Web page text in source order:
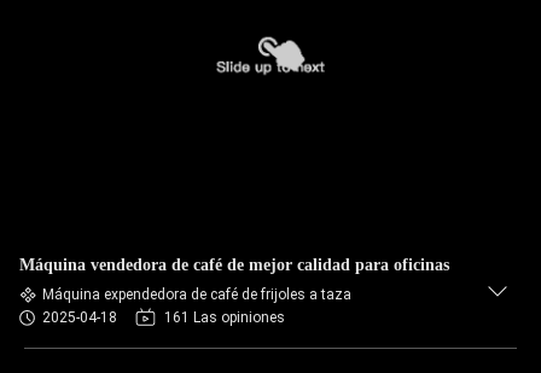
Máquina vendedora de café de mejor calidad para oficinas
Máquina expendedora de café de frijoles a taza
2025-04-18
161 Las opiniones